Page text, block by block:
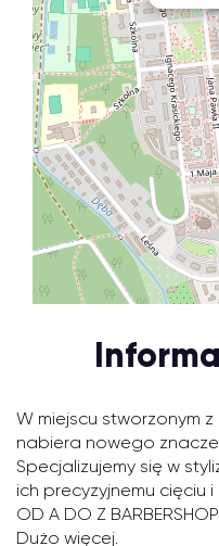
W miejscu stworzonym
nabiera nowego
Specjalizujemy się w
ich precyzyjnemu cięciu i
OD A DO Z
Dużo więcej.